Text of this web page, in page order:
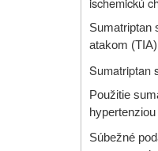
Sumatriptan
atakom
Sumatriptan
Použitie
Súbežné